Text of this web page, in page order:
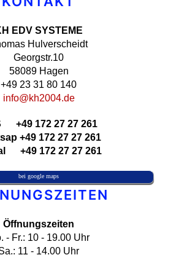
EDV SYSTEME
Hulverscheidt
Georgstr.10
58089 Hagen
+49 23 31 80 140
info@kh2004.de
+49 172 27 27 261
+49 172 27 27 261
+49 172 27 27 261
bei google maps
Öffnungszeiten
- Fr.: 10 - 19.00 Uhr
11 - 14.00 Uhr